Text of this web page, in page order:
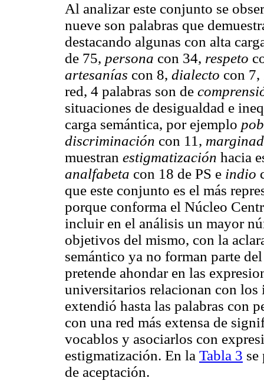
Al analizar este conjunto se
nueve son palabras que
destacando algunas con alta
de 75, persona con 34, respeto
artesanías con 8, dialecto con 7,
red, 4 palabras son de
situaciones de desigualdad e
carga semántica, por ejemplo
discriminación con 11,
muestran estigmatización hacia
analfabeta con 18 de PS e indio
que este conjunto es el más
porque conforma el Núcleo
incluir en el análisis un mayor
objetivos del mismo, con la
semántico ya no forman parte
pretende ahondar en las
universitarios relacionan con
extendió hasta las palabras con
con una red más extensa de
vocablos y asociarlos con
estigmatización. En la Tabla 3 se
de aceptación.